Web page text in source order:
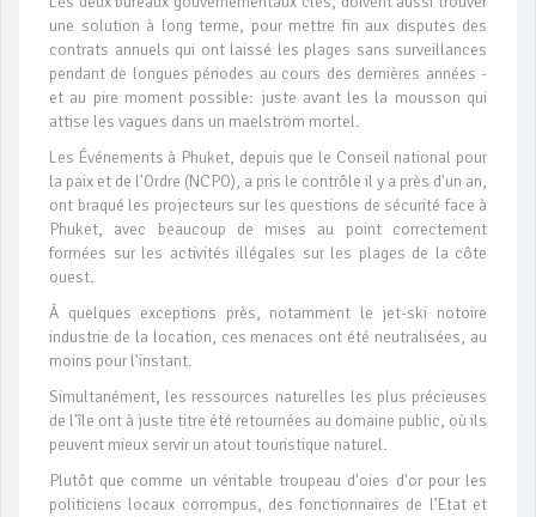
une solution à long terme, pour mettre fin aux disputes des
contrats annuels qui ont laissé les plages sans surveillances
pendant de longues périodes au cours des dernières années -
et au pire moment possible: juste avant les la mousson qui
attise les vagues dans un maelström mortel.
Les Événements à Phuket, depuis que le Conseil national pour
la paix et de l'Ordre (NCPO), a pris le contrôle il y a près d'un an,
ont braqué les projecteurs sur les questions de sécurité face à
Phuket, avec beaucoup de mises au point correctement
formées sur les activités illégales sur les plages de la côte
ouest.
À quelques exceptions près, notamment le jet-ski notoire
industrie de la location, ces menaces ont été neutralisées, au
moins pour l'instant.
Simultanément, les ressources naturelles les plus précieuses
de l'île ont à juste titre été retournées au domaine public, où ils
peuvent mieux servir un atout touristique naturel.
Plutôt que comme un véritable troupeau d'oies d'or pour les
politiciens locaux corrompus, des fonctionnaires de l'Etat et